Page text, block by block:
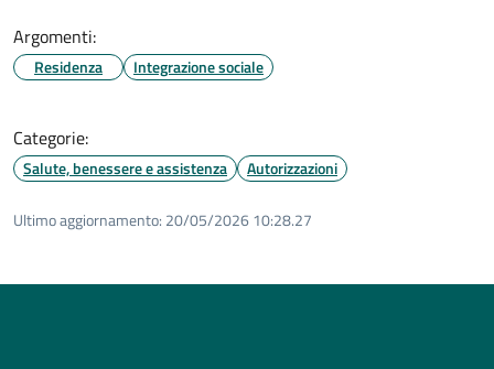
Argomenti:
Residenza Integrazione sociale
Categorie:
Salute, benessere e assistenza Autorizzazioni
Ultimo aggiornamento: 20/05/2026 10:28.27